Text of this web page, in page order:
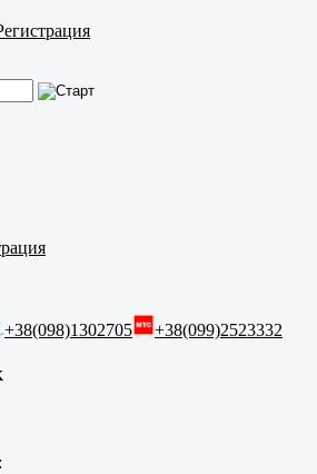
+38(098)1302705 +38(099)2523332